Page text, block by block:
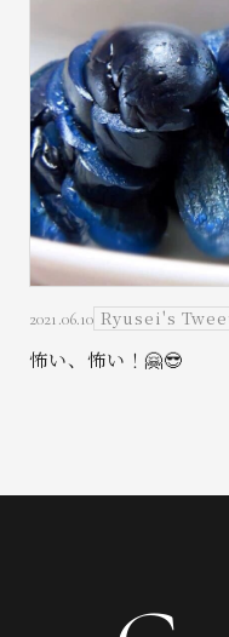
2021.06.10 Ryusei's
怖い、怖い！🤗😎